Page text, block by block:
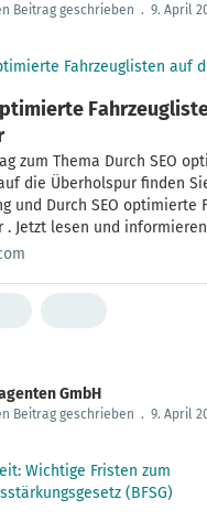
Beitrag geschrieben . 9. April
zum Thema Durch SEO
die Überholspur finden
und Durch SEO optimierte
. Jetzt lesen und
GmbH
Beitrag geschrieben . 9. April